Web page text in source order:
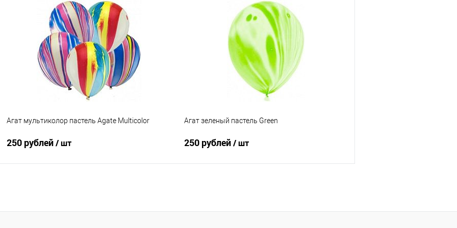
В корзину
Купить в 1 клик
Сравнение
В избранное
Под заказ
В корзину
Купить в 1 клик
Сравнение
В избранное
Под заказ
Агат мультиколор пастель Agate Multicolor
250 рублей/ шт
Купить в 1 клик
Сравнение
Агат зеленый пастель Green
250 рублей/ шт
Купить в 1 клик
Сравнение